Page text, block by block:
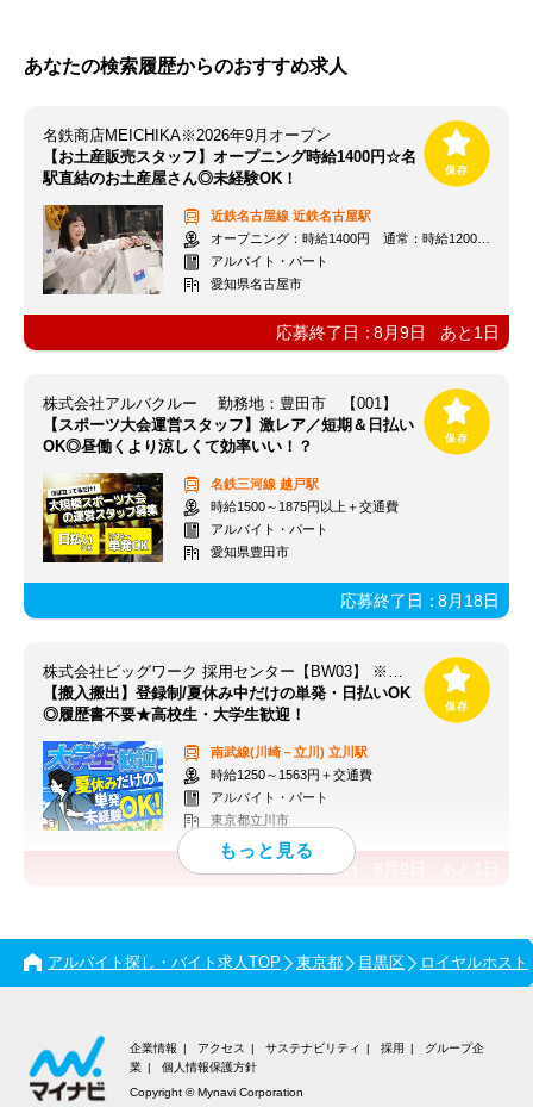
あなたの検索履歴からのおすすめ求人
名鉄商店MEICHIKA※2026年9月オープン
【お土産販売スタッフ】オープニング時給1400円☆名
駅直結のお土産屋さん◎未経験OK！
近鉄名古屋線 近鉄名古屋駅
オープニング：時給1400円 通常：時給1200円～＋交通費全額支給
アルバイト・パート
愛知県名古屋市
応募終了日：8月9日 あと 1 日
株式会社アルバクルー 勤務地：豊田市 【001】
【スポーツ大会運営スタッフ】激レア／短期＆日払い
OK◎昼働くより涼しくて効率いい！？
名鉄三河線 越戸駅
時給1500～1875円以上＋交通費
アルバイト・パート
愛知県豊田市
応募終了日：8月18日
【搬入搬出】登録制/夏休み中だけの単発・日払いOK
◎履歴書不要★高校生・大学生歓迎！
南武線(川崎－立川) 立川駅
時給1250～1563円＋交通費
アルバイト・パート
東京都立川市
応募終了日：
アルバイト探し・バイト求人TOP 東京都 目黒区 ロイヤルホスト
企業情報 アクセス サステナビリティ 採用
グループ企
業
個人情報保護方針
Copyright © Mynavi Corporation